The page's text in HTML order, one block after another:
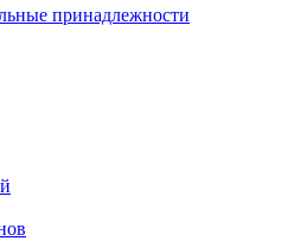
принадлежности